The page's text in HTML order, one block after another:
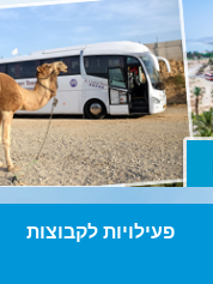
פעילויות לקבוצות